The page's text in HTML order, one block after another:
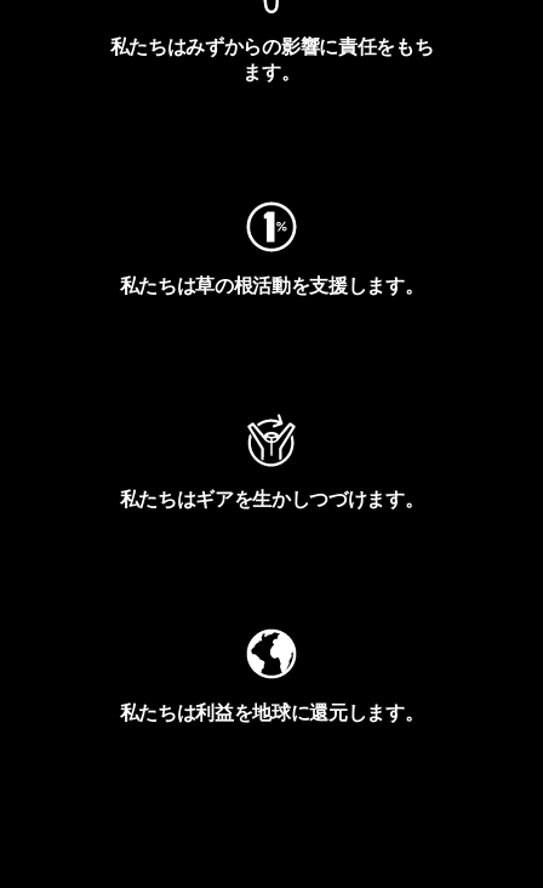
私たちはみずからの影響に責任をもち
ます。
私たちは草の根活動を支援します。
私たちはギアを生かしつづけます。
私たちは利益を地球に還元します。